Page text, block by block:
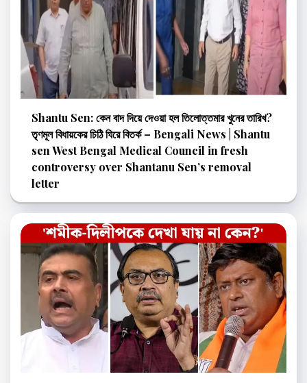
Shantu Sen: কেন বাদ দিয়ে দেওয়া হল তিলোত্তমার খুনের তারিখ?
তৃণমূল বিধায়কের চিঠি ঘিরে বিতর্ক – Bengali News | Shantu
sen West Bengal Medical Council in fresh
controversy over Shantanu Sen’s removal
letter